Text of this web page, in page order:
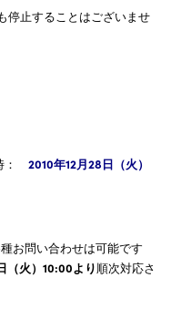
停止することはございませ
： 2010年12月28日（火）
お問い合わせは可能です
（火）10:00より順次対応さ